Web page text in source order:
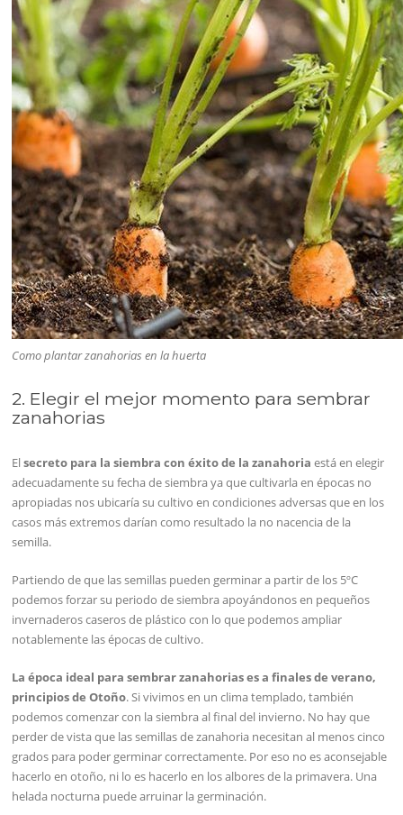
Como plantar zanahorias en la huerta
2. Elegir el mejor momento para sembrar
zanahorias
Elsecreto para la siembra con éxito de la zanahoria está en elegir
adecuadamente su fecha de siembra ya que cultivarla en épocas no
apropiadas nos ubicaría su cultivo en condiciones adversas que en los
casos más extremos darían como resultado la no nacencia de la
semilla.
Partiendo de que las semillas pueden germinar a partir de los 5ºC
podemos forzar su periodo de siembra apoyándonos en pequeños
invernaderos caseros de plástico con lo que podemos ampliar
notablemente las épocas de cultivo.
La época ideal para sembrar zanahorias es a finales de verano,
principios de Otoño. Si vivimos en un clima templado, también
podemos comenzar con la siembra al final del invierno. No hay que
perder de vista que las semillas de zanahoria necesitan al menos cinco
grados para poder germinar correctamente. Por eso no es aconsejable
hacerlo en otoño, ni lo es hacerlo en los albores de la primavera. Una
helada nocturna puede arruinar la germinación.